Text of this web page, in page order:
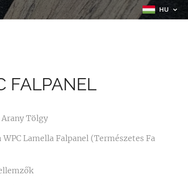
HU
FALPANEL
Arany Tölgy
WPC Lamella Falpanel (Természetes Fa